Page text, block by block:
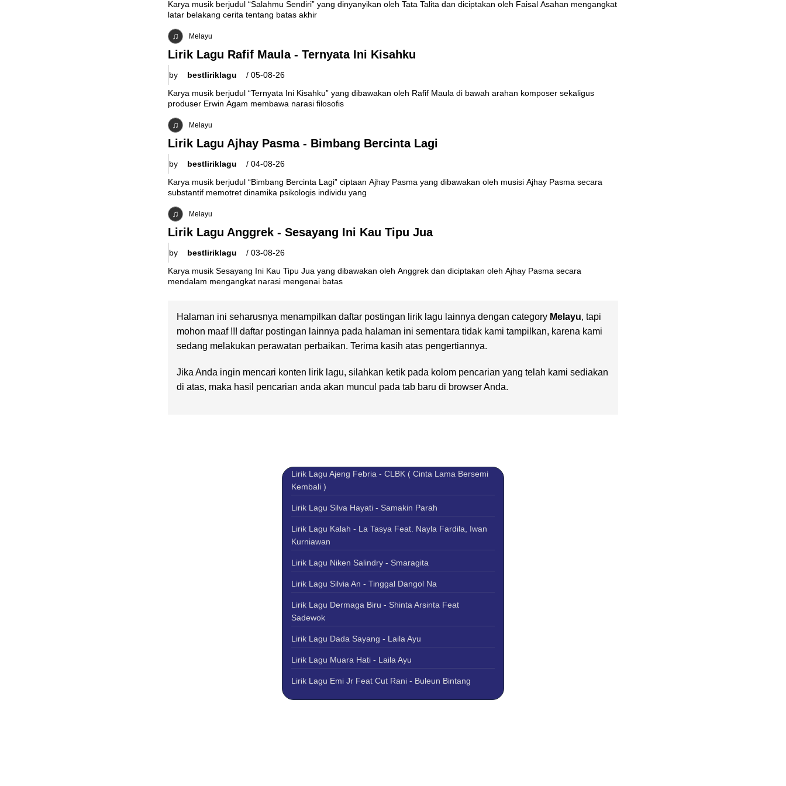
Karya musik berjudul “Salahmu Sendiri” yang dinyanyikan oleh Tata Talita dan diciptakan oleh Faisal Asahan mengangkat
latar belakang cerita tentang batas akhir
Melayu
Lirik Lagu Rafif Maula - Ternyata Ini Kisahku
by bestliriklagu / 05-08-26
Karya musik berjudul “Ternyata Ini Kisahku” yang dibawakan oleh Rafif Maula di bawah arahan komposer sekaligus
produser Erwin Agam membawa narasi filosofis
Melayu
Lirik Lagu Ajhay Pasma - Bimbang Bercinta Lagi
by bestliriklagu / 04-08-26
Karya musik berjudul “Bimbang Bercinta Lagi” ciptaan Ajhay Pasma yang dibawakan oleh musisi Ajhay Pasma secara
substantif memotret dinamika psikologis individu yang
Melayu
Lirik Lagu Anggrek - Sesayang Ini Kau Tipu Jua
by bestliriklagu / 03-08-26
Karya musik Sesayang Ini Kau Tipu Jua yang dibawakan oleh Anggrek dan diciptakan oleh Ajhay Pasma secara
mendalam mengangkat narasi mengenai batas
Halaman ini seharusnya menampilkan daftar postingan lirik lagu lainnya dengan category Melayu, tapi
mohon maaf !!! daftar postingan lainnya pada halaman ini sementara tidak kami tampilkan, karena kami
sedang melakukan perawatan perbaikan. Terima kasih atas pengertiannya.
Jika Anda ingin mencari konten lirik lagu, silahkan ketik pada kolom pencarian yang telah kami sediakan
di atas, maka hasil pencarian anda akan muncul pada tab baru di browser Anda.
Lirik Lagu Ajeng Febria - CLBK ( Cinta Lama Bersemi
Kembali )
Lirik Lagu Silva Hayati - Samakin Parah
Lirik Lagu Kalah - La Tasya Feat. Nayla Fardila, Iwan
Kurniawan
Lirik Lagu Niken Salindry - Smaragita
Lirik Lagu Silvia An - Tinggal Dangol Na
Lirik Lagu Dermaga Biru - Shinta Arsinta Feat
Sadewok
Lirik Lagu Dada Sayang - Laila Ayu
Lirik Lagu Muara Hati - Laila Ayu
Lirik Lagu Emi Jr Feat Cut Rani - Buleun Bintang